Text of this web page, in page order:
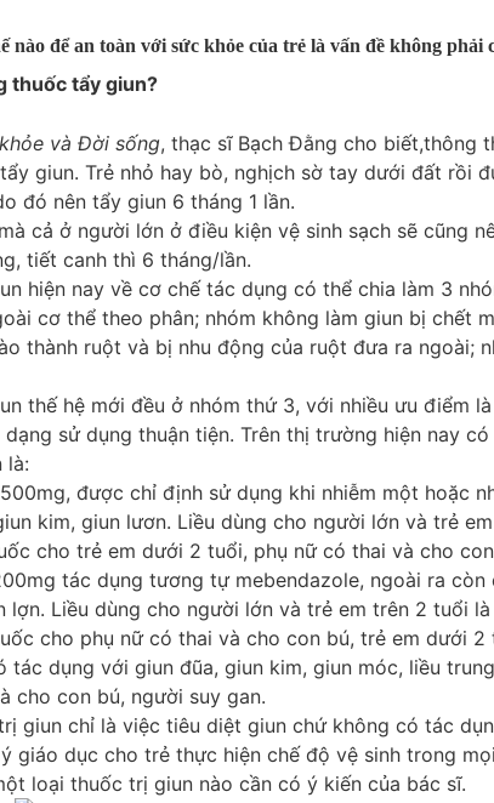
nào để an toàn với sức khỏe của trẻ là vấn đề không phải
thuốc tẩy giun?
và Đời sống, thạc sĩ Bạch Đằng cho biết,thông
giun. Trẻ nhỏ hay bò, nghịch sờ tay dưới đất rồi
đó nên tẩy giun 6 tháng 1 lần.
cả ở người lớn ở điều kiện vệ sinh sạch sẽ cũng
tiết canh thì 6 tháng/lần.
hiện nay về cơ chế tác dụng có thể chia làm 3
cơ thể theo phân; nhóm không làm giun bị chết
thành ruột và bị nhu động của ruột đưa ra ngoài;
thế hệ mới đều ở nhóm thứ 3, với nhiều ưu điểm
sử dụng thuận tiện. Trên thị trường hiện nay
là:
được chỉ định sử dụng khi nhiễm một hoặc
kim, giun lươn. Liều dùng cho người lớn và trẻ
cho trẻ em dưới 2 tuổi, phụ nữ có thai và cho
tác dụng tương tự mebendazole, ngoài ra
lợn. Liều dùng cho người lớn và trẻ em trên 2 tuổi
cho phụ nữ có thai và cho con bú, trẻ em dưới 2
tác dụng với giun đũa, giun kim, giun móc, liều
cho con bú, người suy gan.
giun chỉ là việc tiêu diệt giun chứ không có tác
giáo dục cho trẻ thực hiện chế độ vệ sinh trong
loại thuốc trị giun nào cần có ý kiến của bác sĩ.